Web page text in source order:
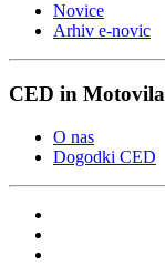
Novice
Arhiv e-novic
CED in Motovila
O nas
Dogodki CED